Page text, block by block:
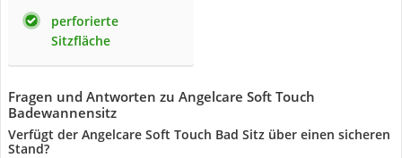
perforierte
Sitzfläche
Fragen und Antworten zu Angelcare Soft Touch
Badewannensitz
Verfügt der Angelcare Soft Touch Bad Sitz über einen sicheren
Stand?